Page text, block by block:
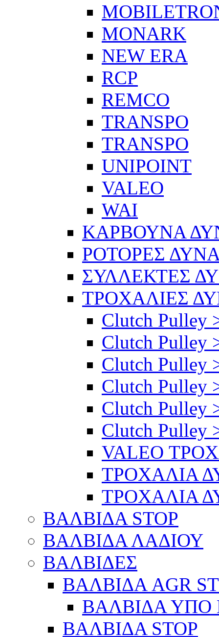
MONARK
NEW ERA
RCP
REMCO
TRANSPO
TRANSPO
UNIPOINT
VALEO
WAI
ΚΑΡΒΟΥΝΑ
ΡΟΤΟΡΕΣ
ΣΥΛΛΕΚΤΕΣ
ΤΡΟΧΑΛΙΕΣ
Clutch Pulley
Clutch Pulley
Clutch Pulley
Clutch Pulley
Clutch Pulley
Clutch Pulley
VALEO
ΤΡΟΧΑΛΙΑ
ΤΡΟΧΑΛΙΑ
ΒΑΛΒΙΔΑ STOP
ΒΑΛΒΙΔΑ ΛΑΔΙΟΥ
ΒΑΛΒΙΔΕΣ
ΒΑΛΒΙΔΑ AGR
ΒΑΛΒΙΔΑ ΥΠΟ
ΒΑΛΒΙΔΑ STOP